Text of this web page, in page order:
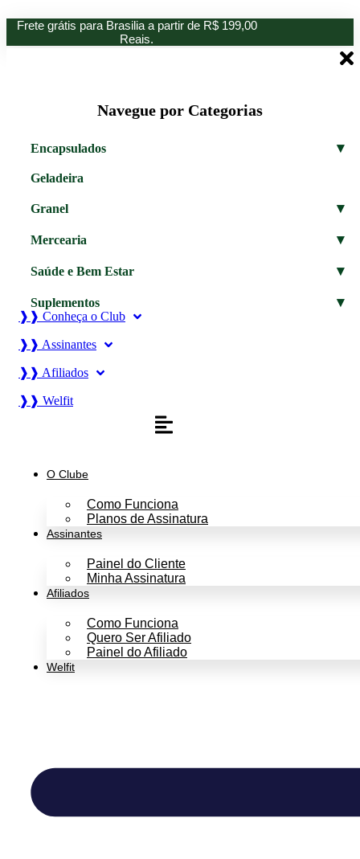
para
Frete grátis para Brasilia a partir de R$ 199,00
Reais.
Navegue por Categorias
Encapsulados ▾
Geladeira
Granel ▾
Mercearia ▾
Saúde e Bem Estar ▾
Suplementos ▾
❱❱ Conheça o Club
❱❱ Assinantes
❱❱ Afiliados
❱❱ Welfit
O Clube
Como Funciona
Planos de Assinatura
Assinantes
Painel do Cliente
Minha Assinatura
Afiliados
Como Funciona
Quero Ser Afiliado
Painel do Afiliado
Welfit